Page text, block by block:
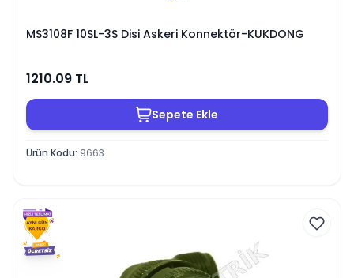
MS3108F 10SL-3S Disi Askeri Konnektör-KUKDONG
1210.09 TL
Sepete Ekle
Ürün Kodu: 9663